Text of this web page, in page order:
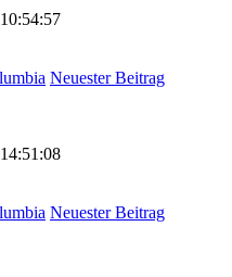
Neuester Beitrag
Neuester Beitrag